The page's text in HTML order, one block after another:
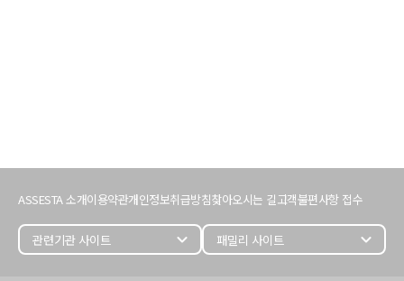
서
ASSESTA 소개이용약관개인정보취급방침찾아오시는 길고객불편사항 접수
expand_more
expand_more